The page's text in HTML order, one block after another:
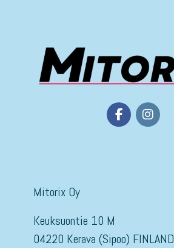
Mitorix Oy
Keuksuontie 10 M
04220 Kerava (Sipoo) FINLAND